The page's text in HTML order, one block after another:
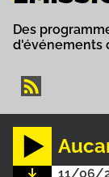
Des
d'événements
11/06/